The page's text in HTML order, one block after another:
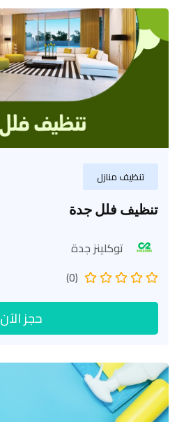
تنظيف منازل
تنظيف فلل جدة
توكلينز جدة
(0)
حجز الآن